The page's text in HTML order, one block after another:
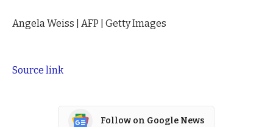
Angela Weiss | AFP | Getty Images
Source link
Follow on Google News